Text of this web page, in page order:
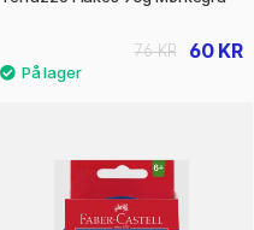
60 KR
76 KR